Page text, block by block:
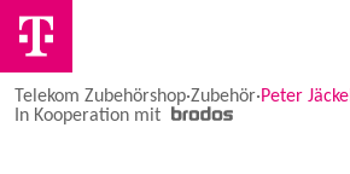
Telekom Zubehörshop·Zubehör·Peter Jäckel
In Kooperation mit